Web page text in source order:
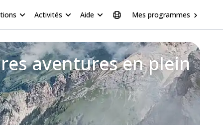
Activités Aide Mes programmes
aventures en plein